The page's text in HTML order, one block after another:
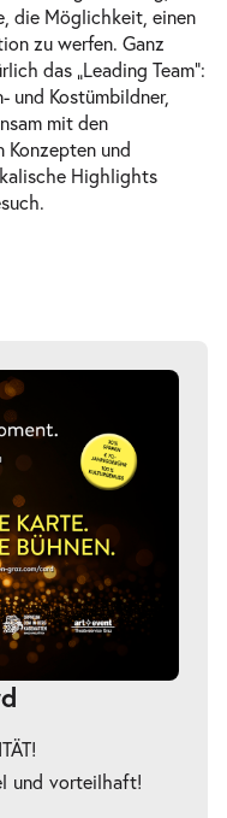
So.
Tickets
Rössl«
Tickets
die Möglichkeit, einen
zu werfen. Ganz
das „Leading Team“:
und Kostümbildner,
mit den
Konzepten und
Highlights
und vorteilhaft!